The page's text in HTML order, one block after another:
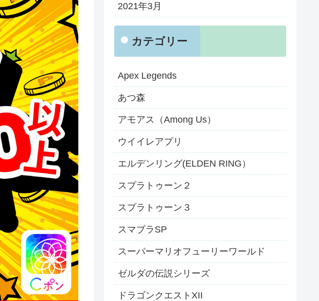
2021年3月
カテゴリー
Apex Legends
あつ森
アモアス（Among Us）
ウイイレアプリ
エルデンリング(ELDEN RING）
スプラトゥーン２
スプラトゥーン３
スマブラSP
スーパーマリオフューリーワールド
ゼルダの伝説シリーズ
ドラゴンクエストXII